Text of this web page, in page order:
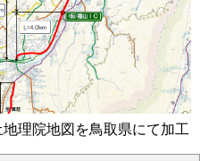
理院地図を鳥取県にて加工